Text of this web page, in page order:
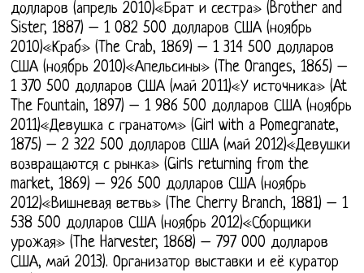
долларов (апрель 2010)«Брат и сестра» (Brother and
Sister, 1887) – 1 082 500 долларов США (ноябрь
2010)«Краб» (The Crab, 1869) – 1 314 500 долларов
США (ноябрь 2010)«Апельсины» (The Oranges, 1865) –
1 370 500 долларов США (май 2011)«У источника» (At
The Fountain, 1897) – 1 986 500 долларов США (ноябрь
2011)«Девушка с гранатом» (Girl with a Pomegranate,
1875) – 2 322 500 долларов США (май 2012)«Девушки
возвращаются с рынка» (Girls returning from the
market, 1869) – 926 500 долларов США (ноябрь
2012)«Вишневая ветвь» (The Cherry Branch, 1881) – 1
538 500 долларов США (ноябрь 2012)«Сборщики
урожая» (The Harvester, 1868) – 797 000 долларов
США, май 2013). Организатор выставки и её куратор